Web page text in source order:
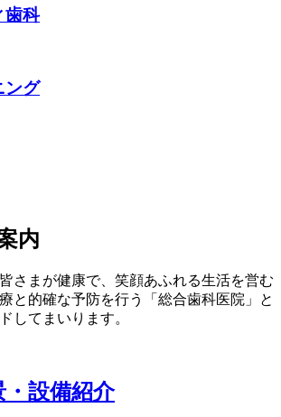
歯科
ング
内
さまが健康で、笑顔あふれる生活を営む
と的確な予防を行う「総合歯科医院」と
してまいります。
・設備紹介